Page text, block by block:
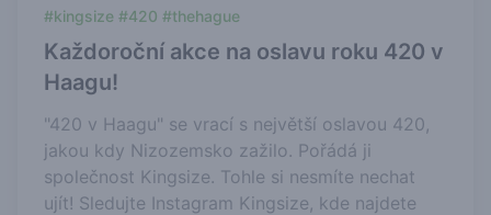
#kingsize #420 #thehague
Každoroční akce na oslavu roku 420 v
Haagu!
"420 v Haagu" se vrací s největší oslavou 420,
jakou kdy Nizozemsko zažilo. Pořádá ji
společnost Kingsize. Tohle si nesmíte nechat
ujít! Sledujte Instagram Kingsize, kde najdete